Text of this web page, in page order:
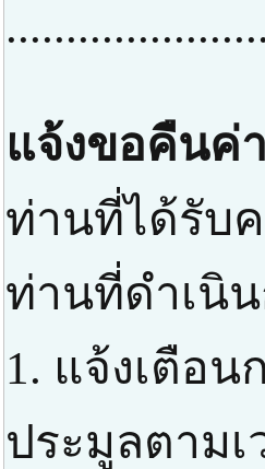
แจ้งขอคืนค่
ท่านที่ได้รับ
ท่านที่ดำเนิ
1. แจ้งเตือน
ประมูลตาม